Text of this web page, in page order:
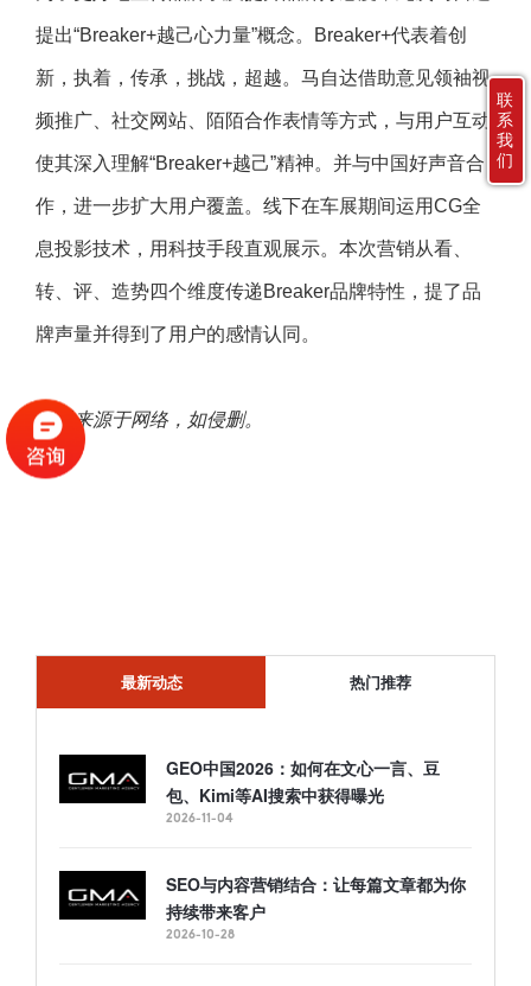
提出“Breaker+越己心力量”概念。Breaker+代表着创
新，执着，传承，挑战，超越。马自达借助意见领袖视
频推广、社交网站、陌陌合作表情等方式，与用户互动
使其深入理解“Breaker+越己”精神。并与中国好声音合
作，进一步扩大用户覆盖。线下在车展期间运用CG全
息投影技术，用科技手段直观展示。本次营销从看、
转、评、造势四个维度传递Breaker品牌特性，提了品
牌声量并得到了用户的感情认同。
素材来源于网络，如侵删。
最新动态 热门推荐
GEO中国2026：如何在文心一言、豆
包、Kimi等AI搜索中获得曝光
2026-11-04
SEO与内容营销结合：让每篇文章都为你
持续带来客户
2026-10-28
联
系
我
们